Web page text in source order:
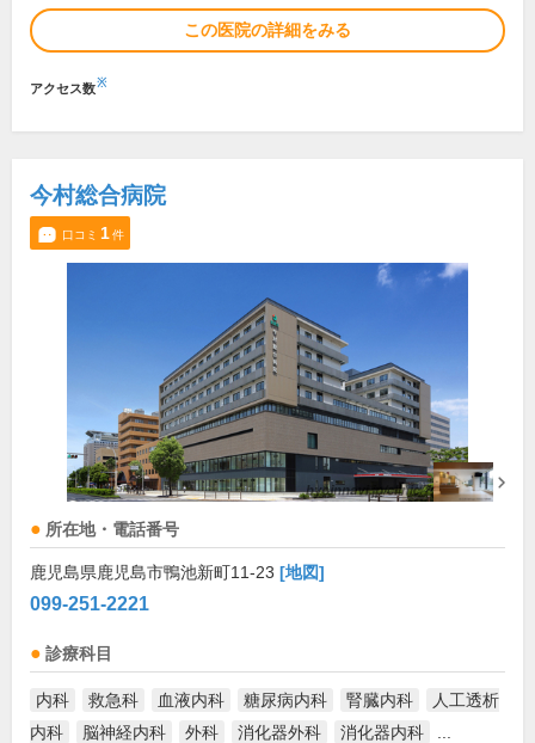
この医院の詳細をみる
アクセス数※
今村総合病院
口コミ 1件
所在地・電話番号
鹿児島県鹿児島市鴨池新町11-23 [地図]
099-251-2221
診療科目
内科 救急科 血液内科 糖尿病内科 腎臓内科
人工透析
内科
脳神経内科 外科 消化器外科 消化器内科